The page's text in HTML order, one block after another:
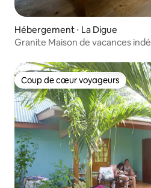
Hébergement ⋅ La Digue
Granite Maison de vacances
Coup de cœur voyageurs
Coup de cœur voyageurs